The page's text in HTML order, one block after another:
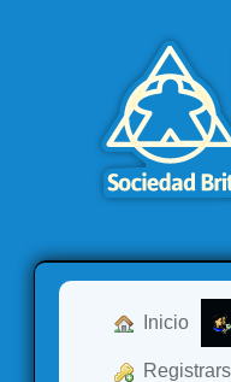
Inicio